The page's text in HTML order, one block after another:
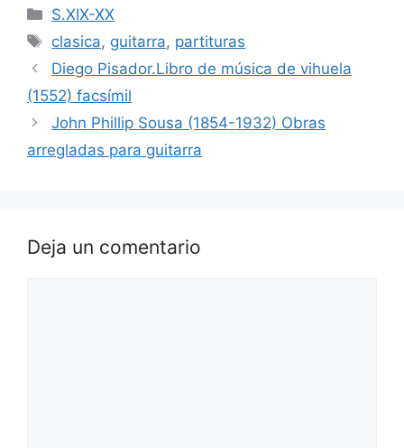
Categorías
S.XIX-XX
Etiquetas
clasica, guitarra, partituras
Diego Pisador.Libro de música de vihuela
(1552) facsímil
John Phillip Sousa (1854-1932) Obras
arregladas para guitarra
Deja un comentario